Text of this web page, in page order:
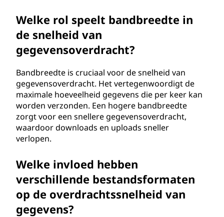
Welke rol speelt bandbreedte in
de snelheid van
gegevensoverdracht?
Bandbreedte is cruciaal voor de snelheid van
gegevensoverdracht. Het vertegenwoordigt de
maximale hoeveelheid gegevens die per keer kan
worden verzonden. Een hogere bandbreedte
zorgt voor een snellere gegevensoverdracht,
waardoor downloads en uploads sneller
verlopen.
Welke invloed hebben
verschillende bestandsformaten
op de overdrachtssnelheid van
gegevens?